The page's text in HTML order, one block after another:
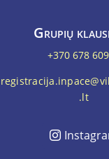
Grupių
+370 678
.lt